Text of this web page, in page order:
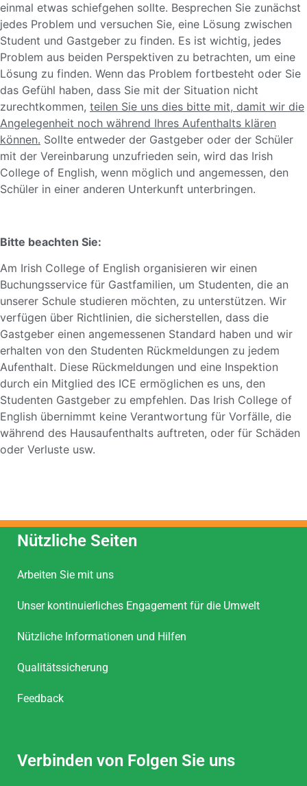
einmal etwas schiefgehen sollte. Besprechen Sie zunächst
jedes Problem und versuchen Sie, eine Lösung zwischen
Student und Gastgeber zu finden. Es ist wichtig, jedes
Problem aus beiden Perspektiven zu betrachten, um eine
Lösung zu finden. Wenn das Problem fortbesteht oder Sie
das Gefühl haben, dass Sie mit der Situation nicht
zurechtkommen, teilen Sie uns dies bitte mit, damit wir die
Angelegenheit noch während Ihres Aufenthalts klären
können. Sollte entweder der Gastgeber oder der Schüler
mit der Vereinbarung unzufrieden sein, wird das Irish
College of English, wenn möglich und angemessen, den
Schüler in einer anderen Unterkunft unterbringen.
Bitte beachten Sie:
Am Irish College of English organisieren wir einen
Buchungsservice für Gastfamilien, um Studenten, die an
unserer Schule studieren möchten, zu unterstützen. Wir
verfügen über Richtlinien, die sicherstellen, dass die
Gastgeber einen angemessenen Standard haben und wir
erhalten von den Studenten Rückmeldungen zu jedem
Aufenthalt. Diese Rückmeldungen und eine Inspektion
durch ein Mitglied des ICE ermöglichen es uns, den
Studenten Gastgeber zu empfehlen. Das Irish College of
English übernimmt keine Verantwortung für Vorfälle, die
während des Hausaufenthalts auftreten, oder für Schäden
oder Verluste usw.
Nützliche Seiten
Arbeiten Sie mit uns
Unser kontinuierliches Engagement für die Umwelt
Nützliche Informationen und Hilfen
Qualitätssicherung
Feedback
Verbinden von Folgen Sie uns